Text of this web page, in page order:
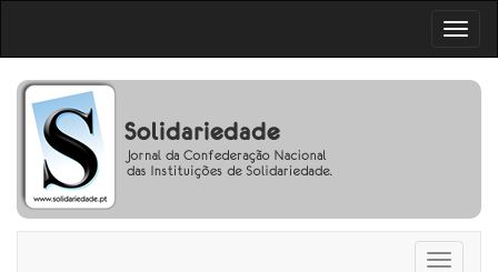
Toggle